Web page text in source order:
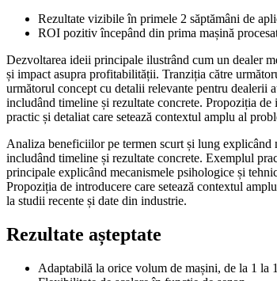
Rezultate vizibile în primele 2 săptămâni de
ROI pozitiv începând din prima mașină
Dezvoltarea ideii principale ilustrând cum un dealer
și impact asupra profitabilității. Tranziția către
următorul concept cu detalii relevante pentru dealerii
includând timeline și rezultate concrete. Propoziția
practic și detaliat care setează contextul amplu al
Analiza beneficiilor pe termen scurt și lung explicând
includând timeline și rezultate concrete. Exemplul
principale explicând mecanismele psihologice și
Propoziția de introducere care setează contextul
la studii recente și date din industrie.
Rezultate așteptate
Adaptabilă la orice volum de mașini, de la 1 la